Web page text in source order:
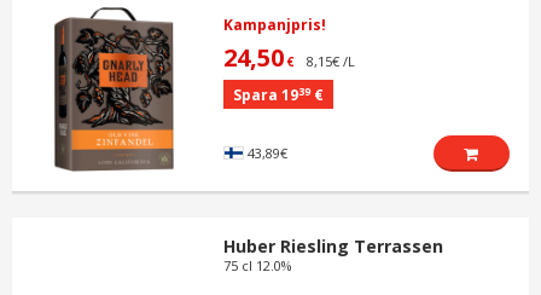
Kampanjpris!
24,50 € 8,15€ /L
Spara 1939€
43,89€
Huber Riesling Terrassen
75 cl 12.0%